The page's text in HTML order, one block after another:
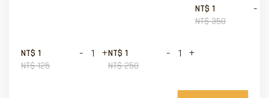
NT$ 1
NT$ 125
- +NT$ 1
NT$ 250
- +
NT$ 1
NT$ 350
-